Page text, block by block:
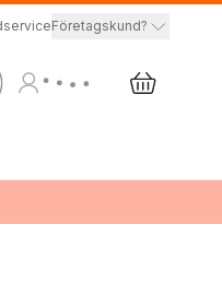
Företagskund?